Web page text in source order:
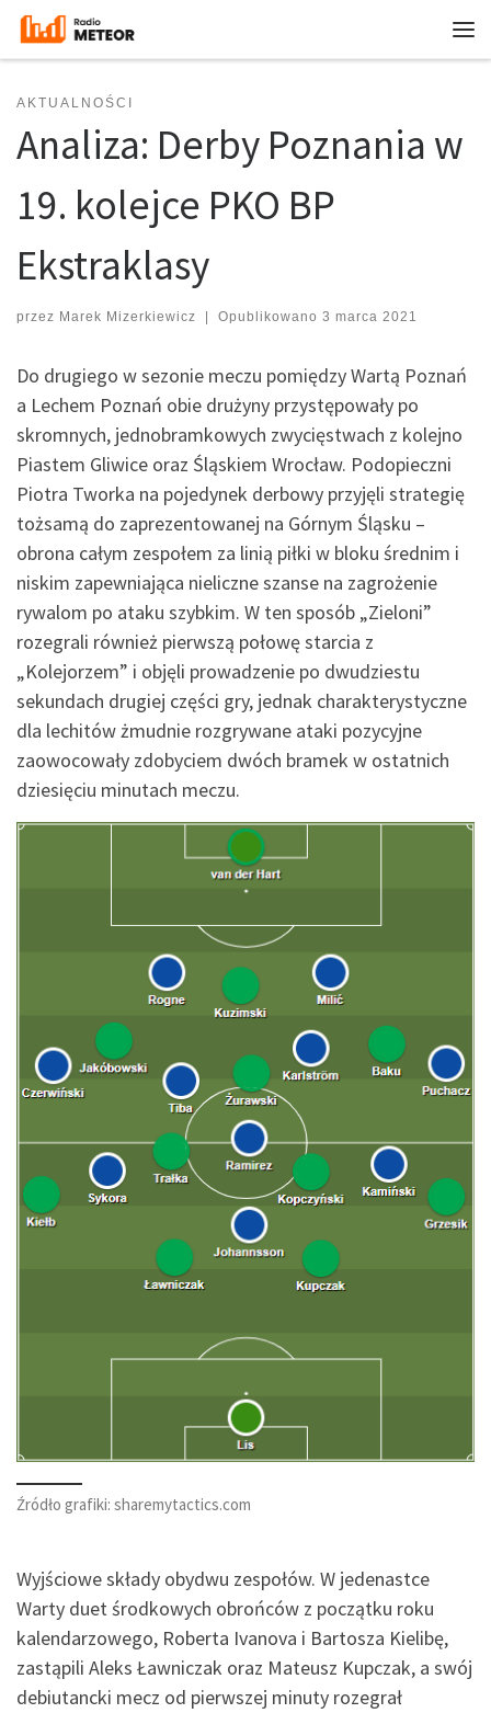
Przejdź do treści
AKTUALNOŚCI
Analiza: Derby Poznania w
19. kolejce PKO BP
Ekstraklasy
przez Marek Mizerkiewicz Opublikowano 3 marca 2021
Do drugiego w sezonie meczu pomiędzy Wartą Poznań
a Lechem Poznań obie drużyny przystępowały po
skromnych, jednobramkowych zwycięstwach z kolejno
Piastem Gliwice oraz Śląskiem Wrocław. Podopieczni
Piotra Tworka na pojedynek derbowy przyjęli strategię
tożsamą do zaprezentowanej na Górnym Śląsku –
obrona całym zespołem za linią piłki w bloku średnim i
niskim zapewniająca nieliczne szanse na zagrożenie
rywalom po ataku szybkim. W ten sposób „Zieloni”
rozegrali również pierwszą połowę starcia z
„Kolejorzem” i objęli prowadzenie po dwudziestu
sekundach drugiej części gry, jednak charakterystyczne
dla lechitów żmudnie rozgrywane ataki pozycyjne
zaowocowały zdobyciem dwóch bramek w ostatnich
dziesięciu minutach meczu.
Źródło grafiki: sharemytactics.com
Wyjściowe składy obydwu zespołów. W jedenastce
Warty duet środkowych obrońców z początku roku
kalendarzowego, Roberta Ivanova i Bartosza Kielibę,
zastąpili Aleks Ławniczak oraz Mateusz Kupczak, a swój
debiutancki mecz od pierwszej minuty rozegrał